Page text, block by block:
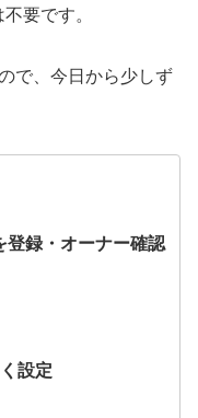
要です。
で、今日から少しず
録・オーナー確認
設定